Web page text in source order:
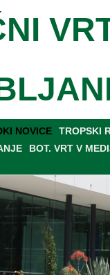
NOVICE TROPSKI
BOT. VRT V